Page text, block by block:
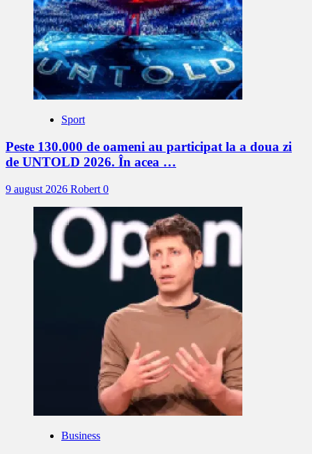
Sport
Peste 130.000 de oameni au participat la a doua zi
de UNTOLD 2026. În acea …
9 august 2026 Robert 0
Business